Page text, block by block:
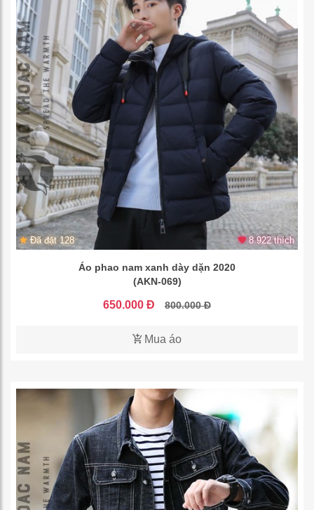
Đã đặt 128 8.922 thích
Áo phao nam xanh dày dặn 2020
(AKN-069)
650.000 Đ 800.000 Đ
Mua áo